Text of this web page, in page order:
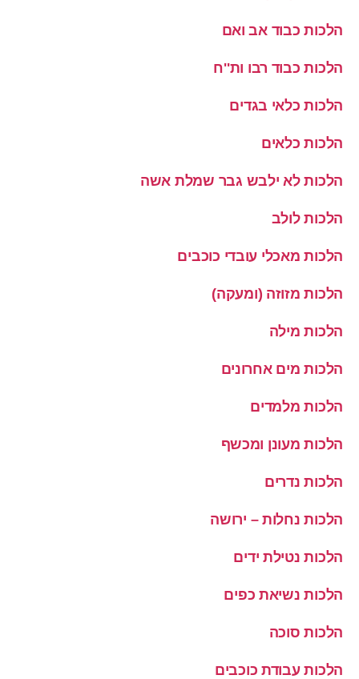
הלכות כבוד אב ואם
הלכות כבוד רבו ות''ח
הלכות כלאי בגדים
הלכות כלאים
הלכות לא ילבש גבר שמלת אשה
הלכות לולב
הלכות מאכלי עובדי כוכבים
הלכות מזוזה (ומעקה)
הלכות מילה
הלכות מים אחרונים
הלכות מלמדים
הלכות מעונן ומכשף
הלכות נדרים
הלכות נחלות – ירושה
הלכות נטילת ידים
הלכות נשיאת כפים
הלכות סוכה
הלכות עבודת כוכבים